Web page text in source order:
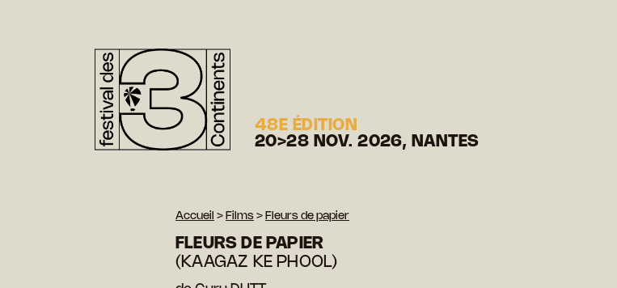
48E ÉDITION
20>28 NOV. 2026, NANTES
Accueil > Films > Fleurs de papier
FLEURS DE PAPIER
(KAAGAZ KE PHOOL)